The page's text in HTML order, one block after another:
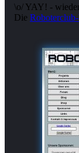
\o/ YAY! -
Die